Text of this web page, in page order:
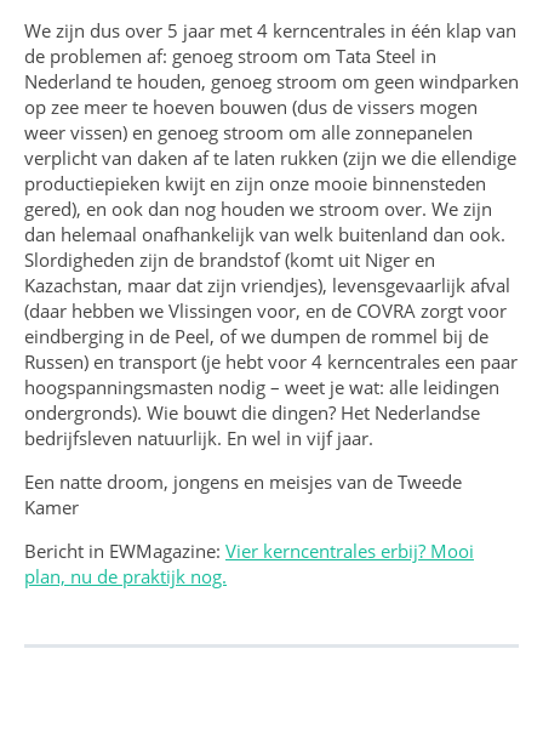
We zijn dus over 5 jaar met 4 kerncentrales in één klap van
de problemen af: genoeg stroom om Tata Steel in
Nederland te houden, genoeg stroom om geen windparken
op zee meer te hoeven bouwen (dus de vissers mogen
weer vissen) en genoeg stroom om alle zonnepanelen
verplicht van daken af te laten rukken (zijn we die ellendige
productiepieken kwijt en zijn onze mooie binnensteden
gered), en ook dan nog houden we stroom over. We zijn
dan helemaal onafhankelijk van welk buitenland dan ook.
Slordigheden zijn de brandstof (komt uit Niger en
Kazachstan, maar dat zijn vriendjes), levensgevaarlijk afval
(daar hebben we Vlissingen voor, en de COVRA zorgt voor
eindberging in de Peel, of we dumpen de rommel bij de
Russen) en transport (je hebt voor 4 kerncentrales een paar
hoogspanningsmasten nodig – weet je wat: alle leidingen
ondergronds). Wie bouwt die dingen? Het Nederlandse
bedrijfsleven natuurlijk. En wel in vijf jaar.
Een natte droom, jongens en meisjes van de Tweede
Kamer
Bericht in EWMagazine: Vier kerncentrales erbij? Mooi
plan, nu de praktijk nog.